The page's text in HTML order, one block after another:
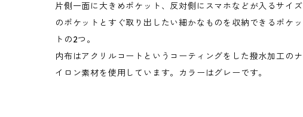
片側一面に大きめポケット、反対側にスマホなどが入るサイズ
のポケットとすぐ取り出したい細かなものを収納できるポケッ
トの2つ。
内布はアクリルコートというコーティングをした撥水加工のナ
イロン素材を使用しています。カラーはグレーです。